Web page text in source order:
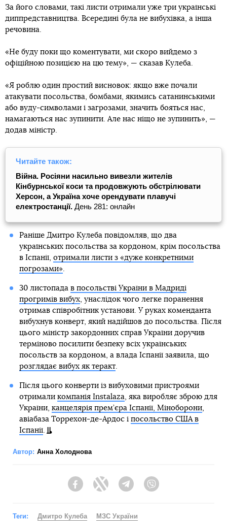
За його словами, такі листи отримали уже три українські
диппредставництва. Всередині була не вибухівка, а інша
речовина.
«Не буду поки що коментувати, ми скоро вийдемо з
офіційною позицією на цю тему», — сказав Кулеба.
«Я роблю один простий висновок: якщо вже почали
атакувати посольства, бомбами, якимись сатанинськими
або вуду-символами і загрозами, значить бояться нас,
намагаються нас зупинити. Але нас ніщо не зупинить», —
додав міністр.
Читайте також:
Війна. Росіяни насильно вивезли жителів
Кінбурнської коси та продовжують обстрілювати
Херсон, а Україна хоче орендувати плавучі
електростанції. День 281: онлайн
Раніше Дмитро Кулеба повідомляв, що два
українських посольства за кордоном, крім посольства
в Іспанії, отримали листи з «дуже конкретними
погрозами».
30 листопада в посольстві України в Мадриді
прогримів вибух, унаслідок чого легке поранення
отримав співробітник установи. У руках коменданта
вибухнув конверт, який надійшов до посольства. Після
цього міністр закордонних справ України доручив
терміново посилити безпеку всіх українських
посольств за кордоном, а влада Іспанії заявила, що
розглядає вибух як теракт.
Після цього конверти із вибуховими пристроями
отримали компанія Instalaza , яка виробляє зброю для
України, канцелярія прем’єра Іспанії, Міноборони,
авіабаза Торрехон-де-Ардос і посольство США в
Іспанії.
Автор: Анна Холоднова
FacebookTwitter Telegram
Теги: Дмитро Кулеба МЗС України